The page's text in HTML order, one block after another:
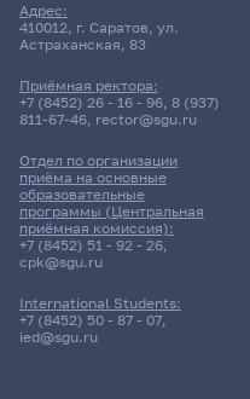
Адрес:
410012, г. Саратов, ул.
Астраханская, 83
Приёмная ректора:
+7 (8452) 26 - 16 - 96, 8 (937)
811-67-46, rector@sgu.ru
Отдел по организации
приёма на основные
образовательные
программы (Центральная
приёмная комиссия):
+7 (8452) 51 - 92 - 26,
cpk@sgu.ru
International Students:
+7 (8452) 50 - 87 - 07,
ied@sgu.ru